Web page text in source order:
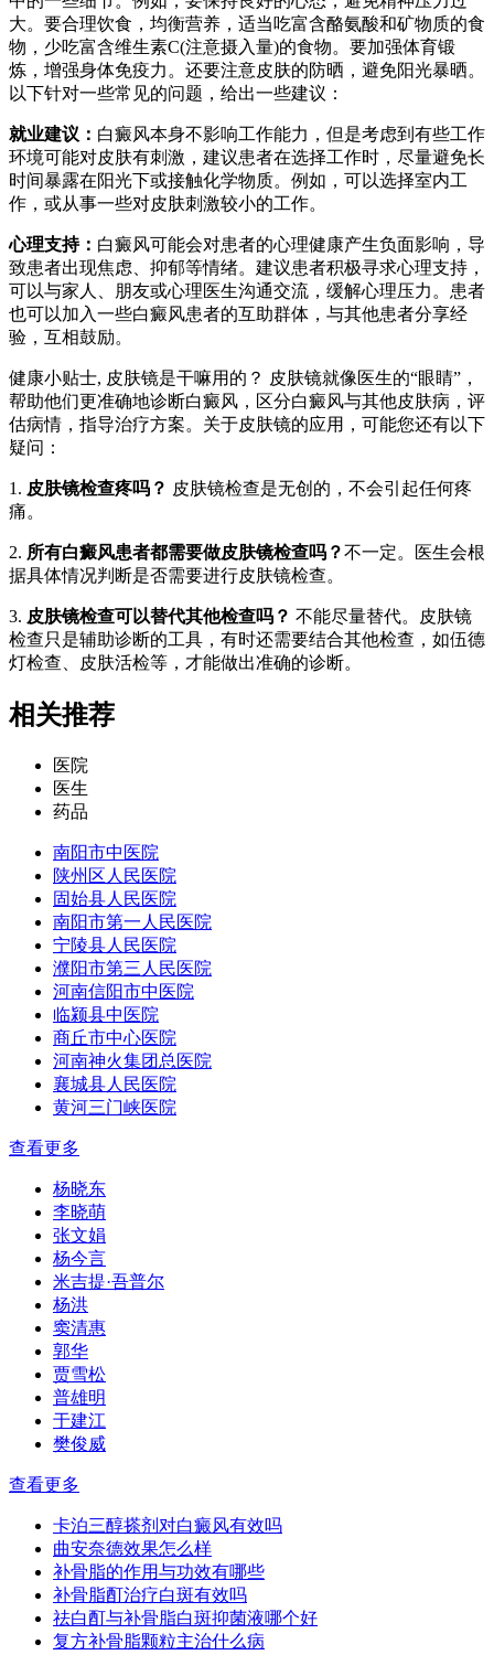
大。要合理饮食，均衡营养，适当吃富含酪氨酸和矿物质的食
物，少吃富含维生素C(注意摄入量)的食物。要加强体育锻
炼，增强身体免疫力。还要注意皮肤的防晒，避免阳光暴晒。
以下针对一些常见的问题，给出一些建议：
就业建议： 白癜风本身不影响工作能力，但是考虑到有些工作
环境可能对皮肤有刺激，建议患者在选择工作时，尽量避免长
时间暴露在阳光下或接触化学物质。例如，可以选择室内工
作，或从事一些对皮肤刺激较小的工作。
心理支持： 白癜风可能会对患者的心理健康产生负面影响，导
致患者出现焦虑、抑郁等情绪。建议患者积极寻求心理支持，
可以与家人、朋友或心理医生沟通交流，缓解心理压力。患者
也可以加入一些白癜风患者的互助群体，与其他患者分享经
验，互相鼓励。
健康小贴士, 皮肤镜是干嘛用的？ 皮肤镜就像医生的“眼睛”，
帮助他们更准确地诊断白癜风，区分白癜风与其他皮肤病，评
估病情，指导治疗方案。关于皮肤镜的应用，可能您还有以下
疑问：
1. 皮肤镜检查疼吗？ 皮肤镜检查是无创的，不会引起任何疼
痛。
2. 所有白癜风患者都需要做皮肤镜检查吗？不一定。医生会根
据具体情况判断是否需要进行皮肤镜检查。
3. 皮肤镜检查可以替代其他检查吗？ 不能尽量替代。皮肤镜
检查只是辅助诊断的工具，有时还需要结合其他检查，如伍德
灯检查、皮肤活检等，才能做出准确的诊断。
相关推荐
医院
医生
药品
南阳市中医院
陕州区人民医院
固始县人民医院
南阳市第一人民医院
宁陵县人民医院
濮阳市第三人民医院
河南信阳市中医院
临颍县中医院
商丘市中心医院
河南神火集团总医院
襄城县人民医院
黄河三门峡医院
查看更多
杨晓东
李晓萌
张文娟
杨今言
米吉提·吾普尔
杨洪
窦清惠
郭华
贾雪松
普雄明
于建江
樊俊威
查看更多
卡泊三醇搽剂对白癜风有效吗
曲安奈德效果怎么样
补骨脂的作用与功效有哪些
补骨脂酊治疗白斑有效吗
祛白酊与补骨脂白斑抑菌液哪个好
复方补骨脂颗粒主治什么病